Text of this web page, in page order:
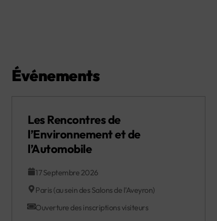
Événements
Les Rencontres de
l’Environnement et de
l’Automobile
17 Septembre 2026
Paris (au sein des Salons de l’Aveyron)
Ouverture des inscriptions visiteurs